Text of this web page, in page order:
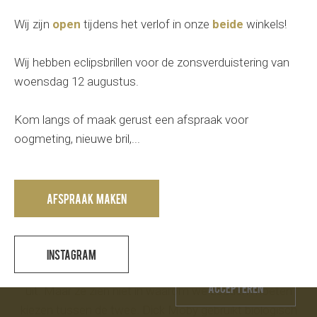
Deze website maakt gebruik van cookies voor een
optimaal gebruik.
Accepteren
Vorige
Dick Moby houdt van onze planeet, vooral van de
waterige stukjes. Daarnaast zien ze er ook graag goed
uit. Maar ze zien niet in waarom we zouden moeten
kiezen tussen de twee. Dick Moby gebruikt biologisch
Wij zijn open tijdens het verlof in onze beide winkels!
Wij hebben eclipsbrillen voor de zonsverduistering van
woensdag 12 augustus.
Kom langs of maak gerust een afspraak voor
oogmeting, nieuwe bril,...
Afspraak maken
Instagram